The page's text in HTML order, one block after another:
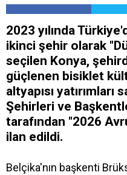
2023 yılında
ikinci şehir olarak
seçilen Konya,
güçlenen bisiklet
altyapısı
Şehirleri ve
tarafından "2026
ilan edildi.
Belçika'nın başkenti